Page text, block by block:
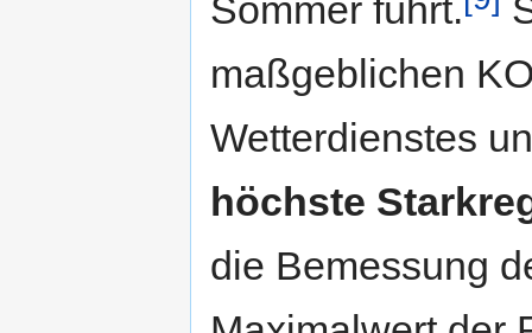
Sommer führt.
maßgeblichen
Wetterdienstes
höchste
die Bemessung